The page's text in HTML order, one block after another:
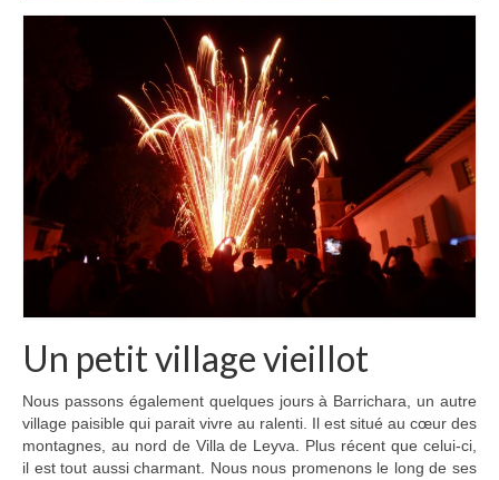
Un petit village vieillot
Nous passons également quelques jours à Barrichara, un autre
village paisible qui parait vivre au ralenti. Il est situé au cœur des
montagnes, au nord de Villa de Leyva. Plus récent que celui-ci,
il est tout aussi charmant. Nous nous promenons le long de ses